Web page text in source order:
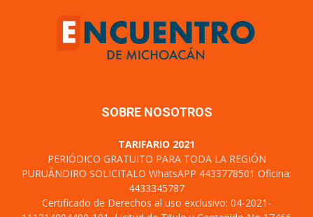
SOBRE NOSOTROS
TARIFARIO 2021
PERIÓDICO GRATUITO PARA TODA LA REGIÓN
PURUÁNDIRO SOLICITALO WhatsAPP 4433778501 Oficina:
4433345787
Certificado de Derechos al uso exclusivo: 04-2021-